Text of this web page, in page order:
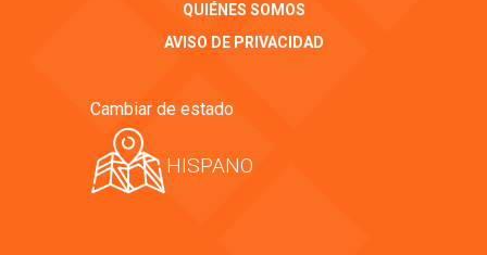
QUIÉNES SOMOS
AVISO DE PRIVACIDAD
Cambiar de estado
HISPANO